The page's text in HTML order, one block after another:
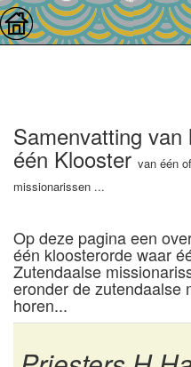
Samenvatting
één Kloostervan één
missionarissen ...
Op deze pagina een
één kloosterorde waar
Zutendaalse
eronder de zutendaalse
horen...